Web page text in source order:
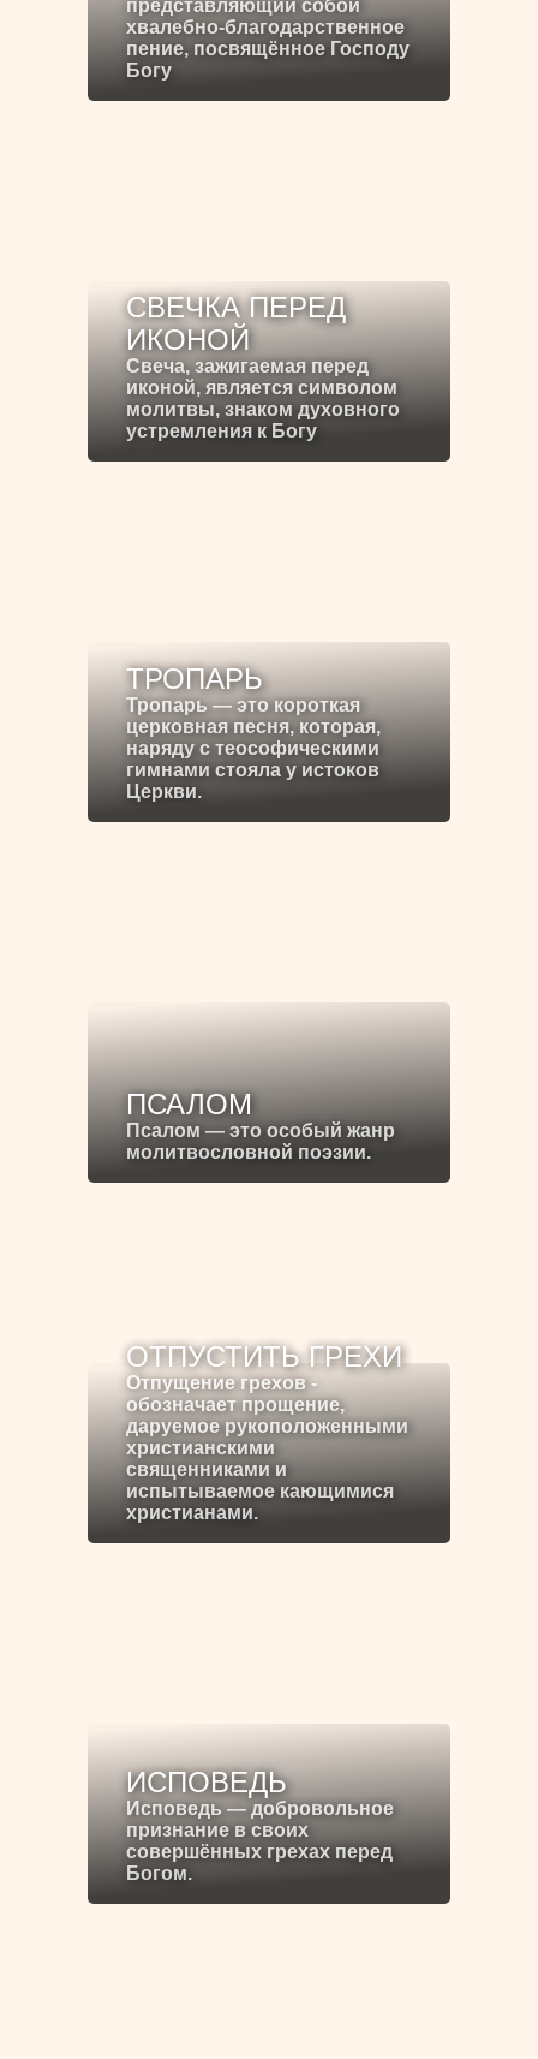
представляющий собой
хвалебно-благодарственное
пение, посвящённое Господу
Богу
СВЕЧКА ПЕРЕД
ИКОНОЙ
Свеча, зажигаемая перед
иконой, является символом
молитвы, знаком духовного
устремления к Богу
ТРОПАРЬ
Тропарь — это короткая
церковная песня, которая,
наряду с теософическими
гимнами стояла у истоков
Церкви.
ПСАЛОМ
Псалом — это особый жанр
молитвословной поэзии.
ОТПУСТИТЬ ГРЕХИ
Отпущение грехов -
обозначает прощение,
даруемое рукоположенными
христианскими
священниками и
испытываемое кающимися
христианами.
ИСПОВЕДЬ
Исповедь — добровольное
признание в своих
совершённых грехах перед
Богом.